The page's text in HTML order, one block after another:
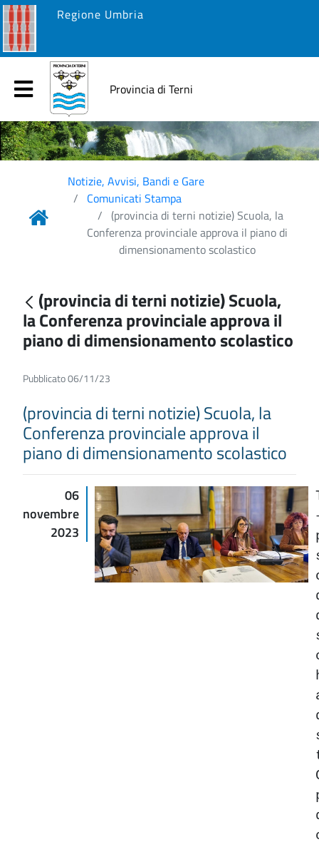
Regione Umbria
Provincia di Terni
Notizie, Avvisi, Bandi e Gare
Comunicati Stampa
(provincia di terni notizie) Scuola, la
Conferenza provinciale approva il piano di
dimensionamento scolastico
(provincia di terni notizie) Scuola,
la Conferenza provinciale approva il
piano di dimensionamento scolastico
Pubblicato 06/11/23
(provincia di terni notizie) Scuola, la
Conferenza provinciale approva il
piano di dimensionamento scolastico
06
novembre
2023